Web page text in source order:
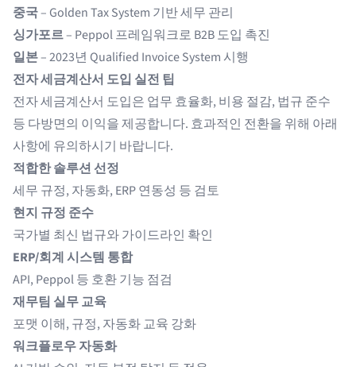
중국– Golden Tax System 기반 세무 관리
싱가포르– Peppol 프레임워크로 B2B 도입 촉진
일본– 2023년 Qualified Invoice System 시행
전자 세금계산서 도입 실전 팁
전자 세금계산서 도입은 업무 효율화, 비용 절감, 법규 준수
등 다방면의 이익을 제공합니다. 효과적인 전환을 위해 아래
사항에 유의하시기 바랍니다.
적합한 솔루션 선정
세무 규정, 자동화, ERP 연동성 등 검토
현지 규정 준수
국가별 최신 법규와 가이드라인 확인
ERP/회계 시스템 통합
API, Peppol 등 호환 기능 점검
재무팀 실무 교육
포맷 이해, 규정, 자동화 교육 강화
워크플로우 자동화